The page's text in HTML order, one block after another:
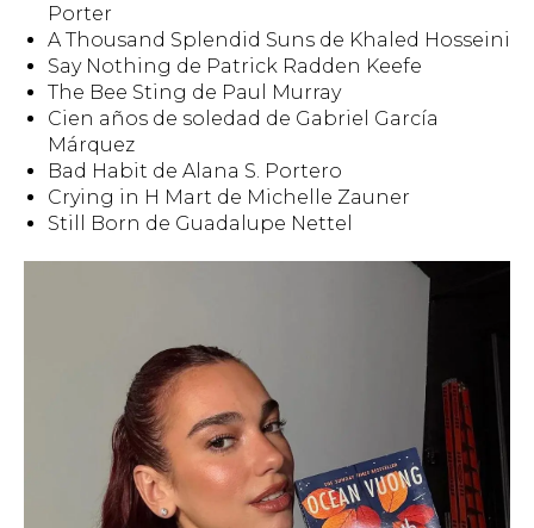
Porter
A Thousand Splendid Suns de Khaled Hosseini
Say Nothing de Patrick Radden Keefe
The Bee Sting de Paul Murray
Cien años de soledad de Gabriel García
Márquez
Bad Habit de Alana S. Portero
Crying in H Mart de Michelle Zauner
Still Born de Guadalupe Nettel